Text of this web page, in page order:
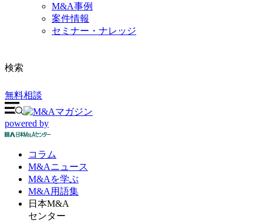
M&A事例
案件情報
セミナー・ナレッジ
検索
無料相談
powered by
コラム
M&Aニュース
M&Aを学ぶ
M&A 用語集
日本M&A
センター